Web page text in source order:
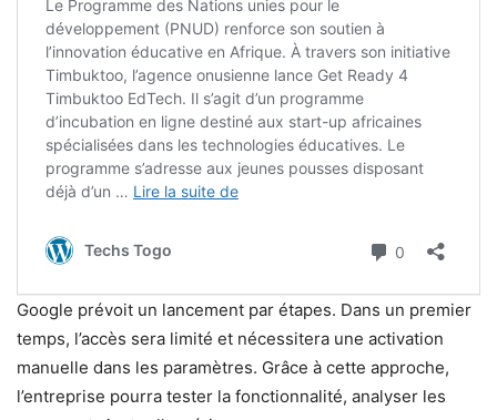
Google prévoit un lancement par étapes. Dans un premier
temps, l’accès sera limité et nécessitera une activation
manuelle dans les paramètres. Grâce à cette approche,
l’entreprise pourra tester la fonctionnalité, analyser les